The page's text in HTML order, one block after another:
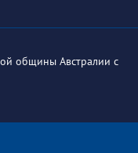
общины Австралии с